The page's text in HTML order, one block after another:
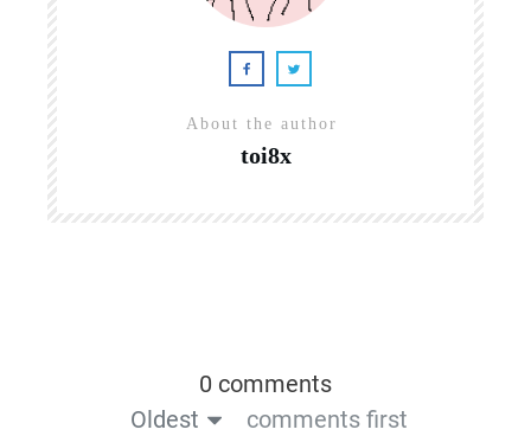
About the author
toi8x
0 comments
Oldest
comments first